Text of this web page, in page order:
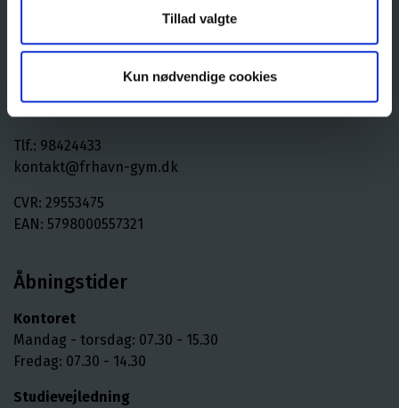
Tillad valgte
Kun nødvendige cookies
Frederikshavn Gymnasium
STX, HF & MARITIM STUDENT
Tlf.: 98424433
kontakt@frhavn-gym.dk
CVR: 29553475
EAN: 5798000557321
Åbningstider
Kontoret
Mandag - torsdag: 07.30 - 15.30
Fredag: 07.30 - 14.30
Studievejledning